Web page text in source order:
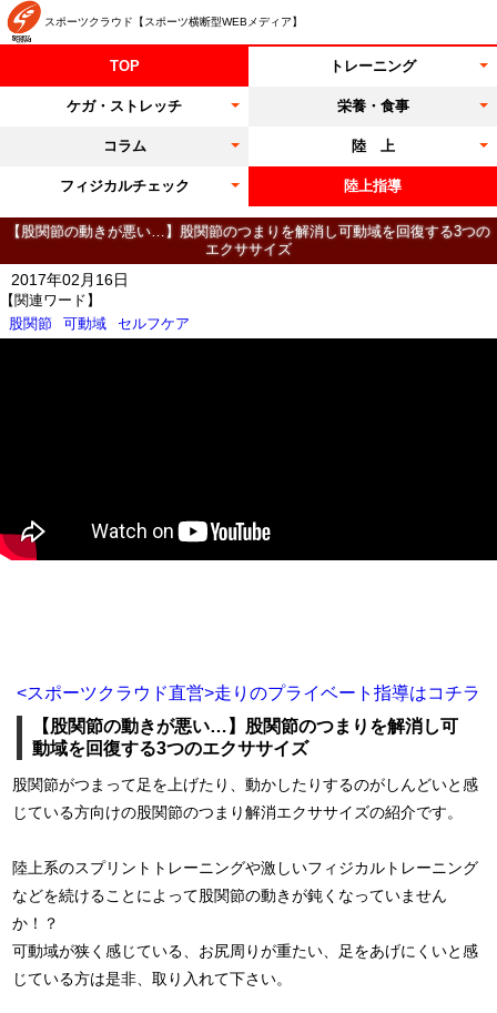
スポーツクラウド【スポーツ横断型WEBメディア】
TOP トレーニング
ケガ・ストレッチ 栄養・食事
コラム 陸 上
フィジカルチェック 陸上指導
【股関節の動きが悪い…】股関節のつまりを解消し可動域を回復する3つの
エクササイズ
【関連ワード】
股関節
可動域 セルフケア
2017年02月16日
<スポーツクラウド直営>走りのプライベート指導はコチラ
【股関節の動きが悪い…】股関節のつまりを解消し可
動域を回復する3つのエクササイズ
股関節がつまって足を上げたり、動かしたりするのがしんどいと感
じている方向けの股関節のつまり解消エクササイズの紹介です。
陸上系のスプリントトレーニングや激しいフィジカルトレーニング
などを続けることによって股関節の動きが鈍くなっていません
か！？
可動域が狭く感じている、お尻周りが重たい、足をあげにくいと感
じている方は是非、取り入れて下さい。